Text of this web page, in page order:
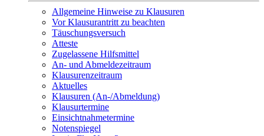
Allgemeine Hinweise zu Klausuren
Vor Klausurantritt zu beachten
Täuschungsversuch
Atteste
Zugelassene Hilfsmittel
An- und Abmeldezeitraum
Klausurenzeitraum
Aktuelles
Klausuren (An-/Abmeldung)
Klausurtermine
Einsichtnahmetermine
Notenspiegel